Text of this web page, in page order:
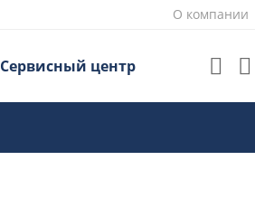
О компании
Сервисный центр